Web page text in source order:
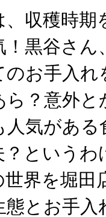
、収穫時
！黒谷さ
のお手入
ら？意外
人気があ
？という
世界を堀田
態とお手